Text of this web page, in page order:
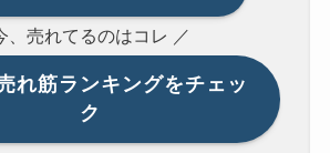
、売れてるのはコレ ／
れ筋ランキングをチェッ
ク